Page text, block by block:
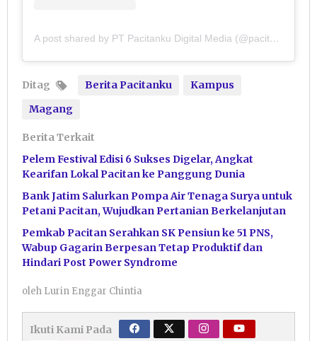
A post shared by PT Pacitanku Digital Media (@pacitankudigitalmedia)
Ditag Berita Pacitanku
Kampus
Magang
Berita Terkait
Pelem Festival Edisi 6 Sukses Digelar, Angkat
Kearifan Lokal Pacitan ke Panggung Dunia
Bank Jatim Salurkan Pompa Air Tenaga Surya untuk
Petani Pacitan, Wujudkan Pertanian Berkelanjutan
Pemkab Pacitan Serahkan SK Pensiun ke 51 PNS,
Wabup Gagarin Berpesan Tetap Produktif dan
Hindari Post Power Syndrome
oleh Lurin Enggar Chintia
Ikuti Kami Pada